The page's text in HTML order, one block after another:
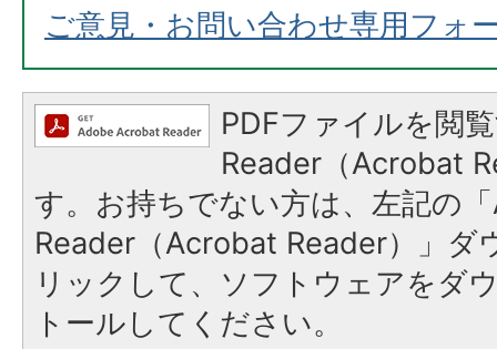
ご意見・お問い合わせ専用フォ
PDFファイルを閲
Reader（Acrobat
す。お持ちでない方は、左記の
Reader（Acrobat Reader）」ダ
リックして、ソフトウェアをダ
トールしてください。